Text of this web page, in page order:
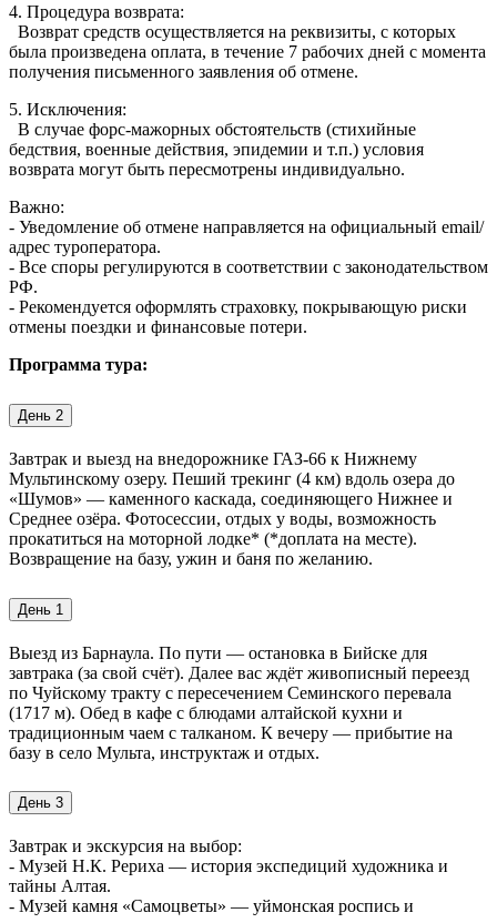
4. Процедура возврата:
Возврат средств осуществляется на реквизиты, с которых
была произведена оплата, в течение 7 рабочих дней с момента
получения письменного заявления об отмене.
5. Исключения:
В случае форс-мажорных обстоятельств (стихийные
бедствия, военные действия, эпидемии и т.п.) условия
возврата могут быть пересмотрены индивидуально.
Важно:
- Уведомление об отмене направляется на официальный email/
адрес туроператора.
- Все споры регулируются в соответствии с законодательством
РФ.
- Рекомендуется оформлять страховку, покрывающую риски
отмены поездки и финансовые потери.
Программа тура:
День 2
Завтрак и выезд на внедорожнике ГАЗ-66 к Нижнему
Мультинскому озеру. Пеший трекинг (4 км) вдоль озера до
«Шумов» — каменного каскада, соединяющего Нижнее и
Среднее озёра. Фотосессии, отдых у воды, возможность
прокатиться на моторной лодке* (*доплата на месте).
Возвращение на базу, ужин и баня по желанию.
День 1
Выезд из Барнаула. По пути — остановка в Бийске для
завтрака (за свой счёт). Далее вас ждёт живописный переезд
по Чуйскому тракту с пересечением Семинского перевала
(1717 м). Обед в кафе с блюдами алтайской кухни и
традиционным чаем с талканом. К вечеру — прибытие на
базу в село Мульта, инструктаж и отдых.
День 3
Завтрак и экскурсия на выбор:
- Музей Н.К. Рериха — история экспедиций художника и
тайны Алтая.
- Музей камня «Самоцветы» — уймонская роспись и